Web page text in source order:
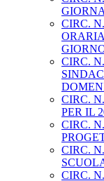
CIRC.
CIRC.
CIRC.
PER IL
CIRC.
CIRC.
CIRC.